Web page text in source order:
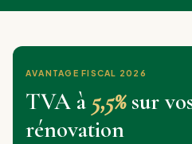
AVANTAGE FISCAL 2026
TVA à 5,5%sur
rénovation